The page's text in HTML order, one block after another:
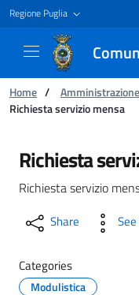
Regione Puglia
You are:
Home / Amministrazione
Richiesta servizio mensa
Richiesta
Richiesta
Richiesta servizio
Share
Categories
Modulistica